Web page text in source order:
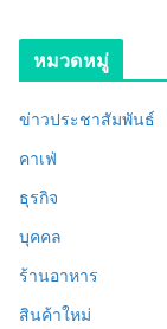
หมวดหมู่
ข่าวประชาสัมพันธ์
คาเฟ่
ธุรกิจ
บุคคล
ร้านอาหาร
สินค้าใหม่